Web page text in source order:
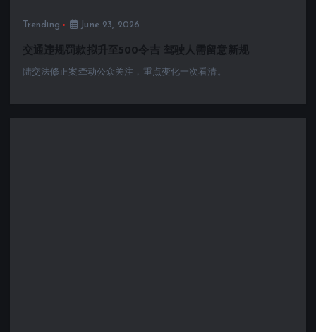
Trending June 23, 2026
交通违规罚款拟升至500令吉 驾驶人需留意新规
陆交法修正案牵动公众关注，重点变化一次看清。